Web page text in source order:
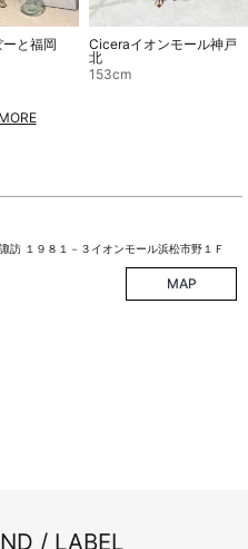
と福岡
Ciceraイオンモール神戸
北
153cm
１９８１－３イオンモール浜松市野１Ｆ
MAP
/ LABEL